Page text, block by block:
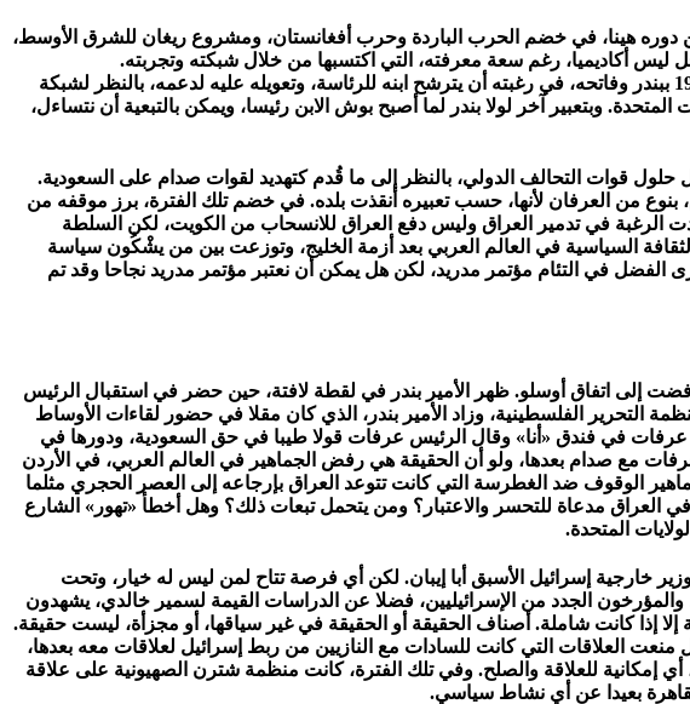
هينا، في خضم الحرب الباردة وحرب أفغانستان، ومشروع ريغان للشرق الأوسط،
أكاديميا، رغم سعة معرفته، التي اكتسبها من خلال شبكته وتجربته.
يورد روبرت وودورد في كتابه «بوش في حالة حرب» وفي الجزء الثالث، وفي فصله الأول، حين اتصل بوش الأب، سنة 1997 ببندر وفاتحه، في رغبته أن يترشح ابنه للرئاسة، وتعويله عليه لدعمه، بالنظر لشبكة
المتحدة. وبتعبير آخر لولا بندر لما أصبح بوش الابن رئيسا، ويمكن بالتبعية أن نتساءل،
حلول قوات التحالف الدولي، بالنظر إلى ما قُدم كتهديد لقوات صدام على السعودية.
من العرفان لأنها، حسب تعبيره أنقذت بلده. في خضم تلك الفترة، برز موقفه من
الرغبة في تدمير العراق وليس دفع العراق للانسحاب من الكويت، لكن السلطة
السياسية في العالم العربي بعد أزمة الخليج، وتوزعت بين من يشْكُون سياسة
الفضل في التئام مؤتمر مدريد، لكن هل يمكن أن نعتبر مؤتمر مدريد نجاحا وقد تم
إلى اتفاق أوسلو. ظهر الأمير بندر في لقطة لافتة، حين حضر في استقبال الرئيس
السعودية ومنظمة التحرير الفلسطينية، وزاد الأمير بندر، الذي كان مقلا في حضور لقاءات الأوساط
في فندق «أنا» وقال الرئيس عرفات قولا طيبا في حق السعودية، ودورها في
مع صدام بعدها، ولو أن الحقيقة هي رفض الجماهير في العالم العربي، في الأردن
الوقوف ضد الغطرسة التي كانت تتوعد العراق بإرجاعه إلى العصر الحجري مثلما
العراق مدعاة للتحسر والاعتبار؟ ومن يتحمل تبعات ذلك؟ وهل أخطأ «تهور» الشارع
المتحدة.
خارجية إسرائيل الأسبق أبا إيبان. لكن أي فرصة تتاح لمن ليس له خيار، وتحت
من الإخوة والقوى الغربية وفي اختلال موازين القوى؟ زعم الأمير بندر، أن الفلسطينيين غادروا أراضيهم بعد 1948، والمؤرخون الجدد من الإسرائيليين، فضلا عن الدراسات القيمة لسمير خالدي، يشهدون
إلا إذا كانت شاملة. أصناف الحقيقة أو الحقيقة في غير سياقها، أو مجزأة، ليست حقيقة.
منعت العلاقات التي كانت للسادات مع النازيين من ربط إسرائيل لعلاقات معه بعدها،
للعلاقة والصلح. وفي تلك الفترة، كانت منظمة شترن الصهيونية على علاقة
بعيدا عن أي نشاط سياسي.